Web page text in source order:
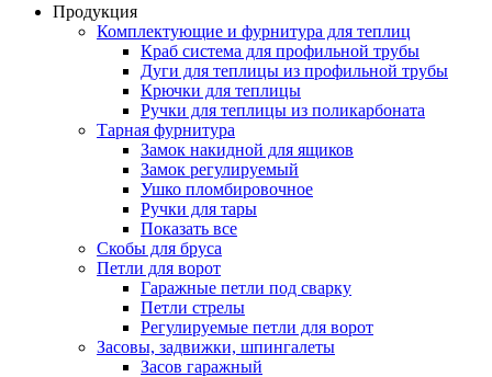
Продукция
Комплектующие и фурнитура для теплиц
Краб система для профильной трубы
Дуги для теплицы из профильной трубы
Крючки для теплицы
Ручки для теплицы из поликарбоната
Тарная фурнитура
Замок накидной для ящиков
Замок регулируемый
Ушко пломбировочное
Ручки для тары
Показать все
Скобы для бруса
Петли для ворот
Гаражные петли под сварку
Петли стрелы
Регулируемые петли для ворот
Засовы, задвижки, шпингалеты
Засов гаражный